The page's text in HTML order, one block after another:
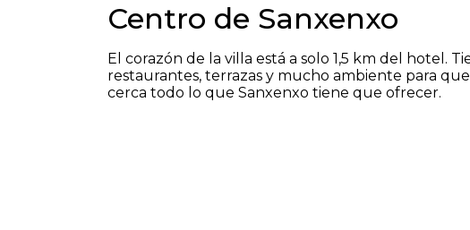
Centro de Sanxenxo
El corazón de la villa está a solo 1,5 km del hotel.
restaurantes, terrazas y mucho ambiente para que
cerca todo lo que Sanxenxo tiene que ofrecer.